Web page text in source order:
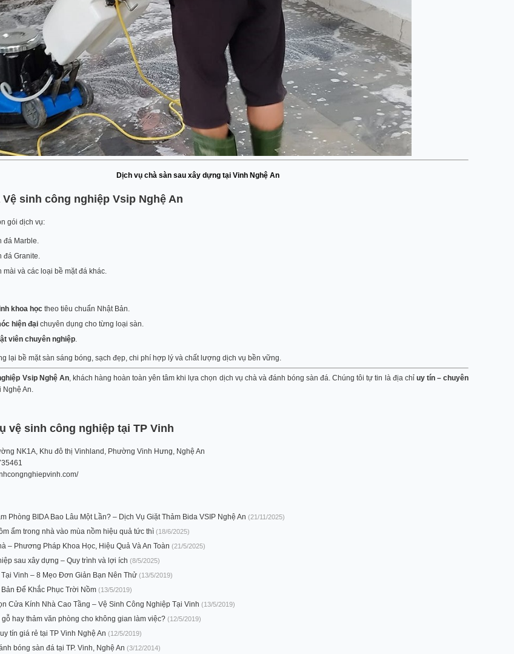
Dịch vụ chà sàn sau xây dựng tại Vinh Nghệ An
sinh công nghiệp Vsip Nghệ An
gói dịch vụ:
Marble.
Granite.
và các loại bề mặt đá khác.
khoa học theo tiêu chuẩn Nhật Bản.
hiện đại chuyên dụng cho từng loại sàn.
viên chuyên nghiệp
lại bề mặt sàn sáng bóng, sạch đẹp, chi phí hợp lý và chất lượng dịch vụ bền vững.
Vsip Nghệ An, khách hàng hoàn toàn yên tâm khi lựa chọn dịch vụ chà và đánh bóng sàn đá. Chúng tôi tự tin là địa chỉ uy tín – chuyên
Nghệ An.
vệ sinh công nghiệp tại TP Vinh
NK1A, Khu đô thị Vinhland, Phường Vinh Hưng, Nghệ An
Phòng BIDA Bao Lâu Một Lần? – Dịch Vụ Giặt Thảm Bida VSIP Nghệ An (21/11/2025)
ẩm trong nhà vào mùa nồm hiệu quả tức thì (18/6/2025)
– Phương Pháp Khoa Học, Hiệu Quả Và An Toàn (21/5/2025)
sau xây dựng – Quy trình và lợi ích (8/5/2025)
Vinh – 8 Mẹo Đơn Giản Bạn Nên Thử (13/5/2019)
Để Khắc Phục Trời Nồm (13/5/2019)
Cửa Kính Nhà Cao Tầng – Vệ Sinh Công Nghiệp Tại Vinh (13/5/2019)
gỗ hay thảm văn phòng cho không gian làm việc? (12/5/2019)
tín giá rẻ tại TP Vinh Nghệ An (12/5/2019)
bóng sàn đá tại TP. Vinh, Nghệ An (3/12/2014)